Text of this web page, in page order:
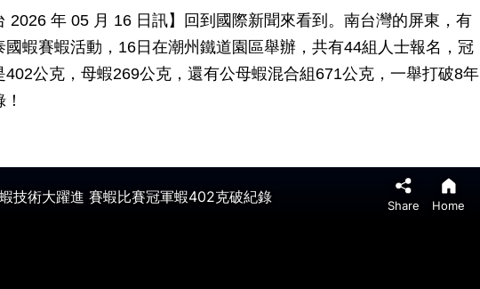
2026 年 05 月 16 日訊】回到國際新聞來看到。南台灣的屏東，有
國蝦賽蝦活動，16日在潮州鐵道園區舉辦，共有44組人士報名，冠
402公克，母蝦269公克，還有公母蝦混合組671公克，一舉打破8年